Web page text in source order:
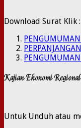
Download Surat Klik :
PENGUMUMAN
Kajian Ekonomi
Untuk Unduh atau